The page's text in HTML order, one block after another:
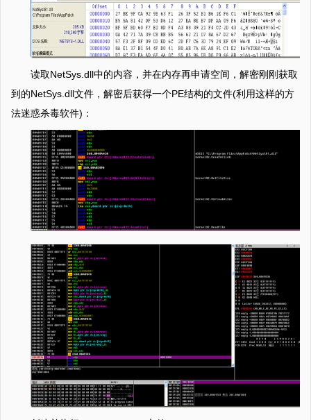
读取NetSys.dll中的内容，并在内存再申请空间，解密刚刚获取
到的NetSys.dll文件，解密后获得一个PE结构的文件(利用这样的方
法迷惑杀毒软件)：